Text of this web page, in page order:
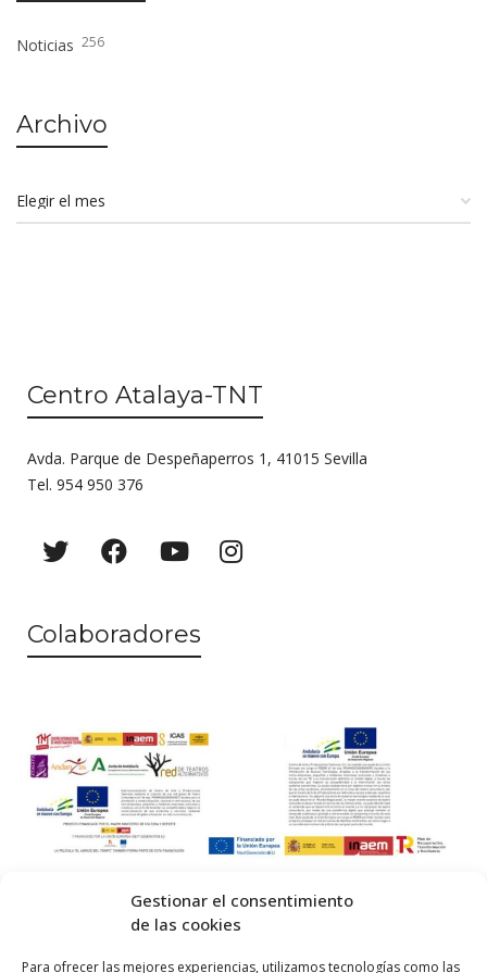
Gestionar el consentimiento
de las cookies
Para ofrecer las mejores experiencias, utilizamos tecnologías como las
Noticias 256
Archivo
Centro Atalaya-TNT
Avda. Parque de Despeñaperros 1, 41015 Sevilla
Tel. 954 950 376
Colaboradores